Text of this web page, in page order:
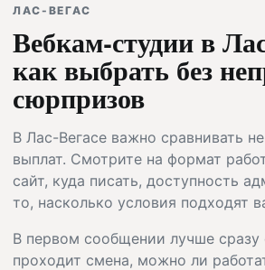
ЛАС-ВЕГАС
Вебкам-студии в
как выбрать без
сюрпризов
В Лас-Вегасе важно сравнивать
выплат. Смотрите на формат
сайт, куда писать, доступность
то, насколько условия подходят
В первом сообщении лучше сразу
проходит смена, можно ли